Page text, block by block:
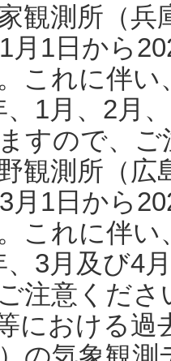
観測所（
月1日から
これに伴い
、1月、2月
すので、
観測所（
月1日から
これに伴い
、3月及び4
注意くだ
における過